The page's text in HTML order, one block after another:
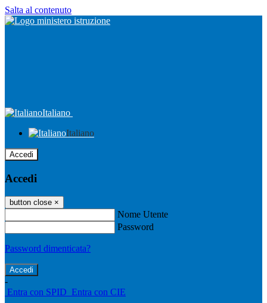
Salta al contenuto
Italiano
Italiano
Accedi
Accedi
button close ×
Nome Utente
Password
Password dimenticata?
-
Entra con SPID Entra con CIE